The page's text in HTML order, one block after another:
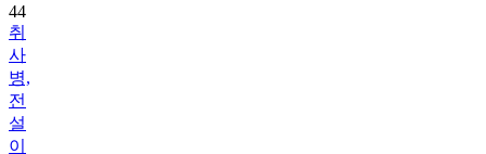
44
취
사
병,
전
설
이